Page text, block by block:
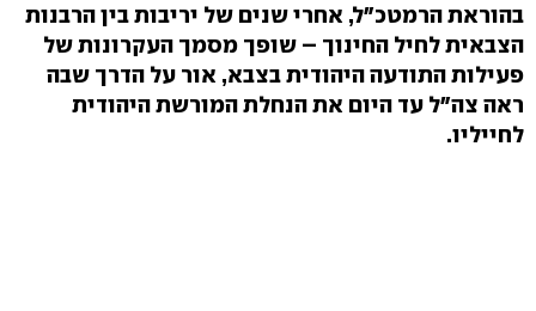
בהוראת הרמטכ"ל, אחרי שנים של יריבות בין הרבנות
הצבאית לחיל החינוך – שופך מסמך העקרונות של
פעילות התודעה היהודית בצבא, אור על הדרך שבה
ראה צה"ל עד היום את הנחלת המורשת היהודית
לחייליו.